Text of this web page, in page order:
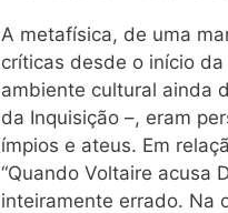
A metafísica, de uma
críticas desde o início
ambiente cultural ainda
da Inquisição –, eram
ímpios e ateus. Em
“Quando Voltaire acusa
inteiramente errado. Na